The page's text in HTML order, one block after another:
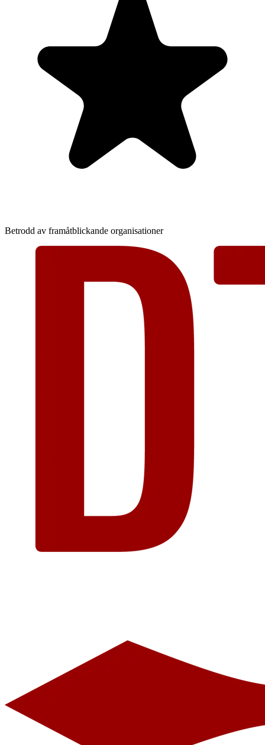
Betrodd av framåtblickande organisationer